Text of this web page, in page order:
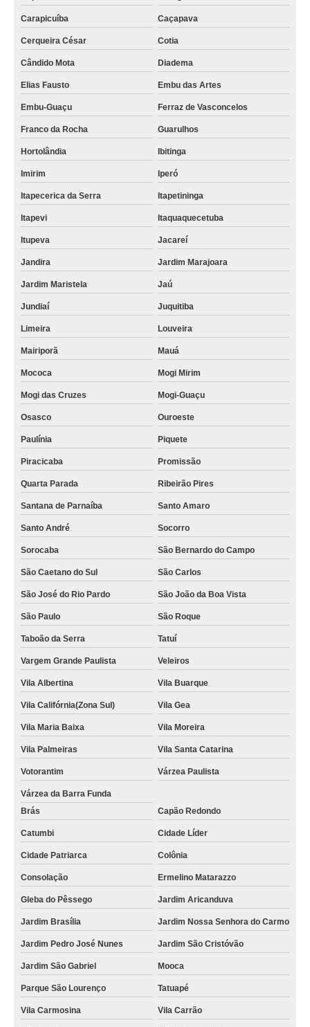
Carapicuíba Caçapava
Cerqueira César Cotia
Cândido Mota Diadema
Elias Fausto Embu das Artes
Embu-Guaçu Ferraz de Vasconcelos
Franco da Rocha Guarulhos
Hortolândia Ibitinga
Imirim Iperó
Itapecerica da Serra Itapetininga
Itapevi Itaquaquecetuba
Itupeva Jacareí
Jandira Jardim Marajoara
Jardim Maristela Jaú
Jundiaí Juquitiba
Limeira Louveira
Mairiporã Mauá
Mococa Mogi Mirim
Mogi das Cruzes Mogi-Guaçu
Osasco Ouroeste
Paulínia Piquete
Piracicaba Promissão
Quarta Parada Ribeirão Pires
Santana de Parnaíba Santo Amaro
Santo André Socorro
Sorocaba São Bernardo do Campo
São Caetano do Sul São Carlos
São José do Rio Pardo São João da Boa Vista
São Paulo São Roque
Taboão da Serra Tatuí
Vargem Grande Paulista Veleiros
Vila Albertina Vila Buarque
Vila Califórnia(Zona Sul) Vila Gea
Vila Maria Baixa Vila Moreira
Vila Palmeiras Vila Santa Catarina
Votorantim Várzea Paulista
Várzea da Barra Funda
Brás
Capão Redondo
Catumbi Cidade Líder
Cidade Patriarca Colônia
Consolação Ermelino Matarazzo
Gleba do Pêssego Jardim Aricanduva
Jardim Brasília Jardim Nossa Senhora do Carmo
Jardim Pedro José Nunes Jardim São Cristóvão
Jardim São Gabriel Mooca
Parque São Lourenço Tatuapé
Vila Carmosina Vila Carrão